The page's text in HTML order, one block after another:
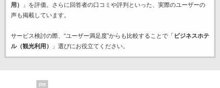
用）
」を評価。さらに回答者の口コミや評判といった、実際のユーザーの
声も掲載しています。
サービス検討の際、“ユーザー満足度”からも比較することで「 ビジネスホテ
ル（観光利用）
」選びにお役立てください。
PR